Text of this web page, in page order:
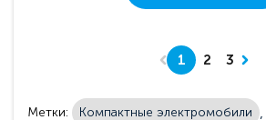
1 2 3
Метки: Компактные электромобили